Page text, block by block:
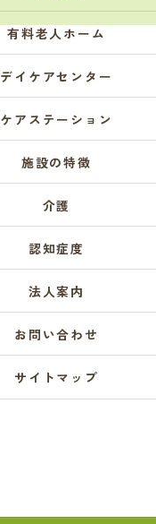
有料老人ホーム
デイケアセンター
ケアステーション
施設の特徴
介護
認知症度
法人案内
お問い合わせ
サイトマップ